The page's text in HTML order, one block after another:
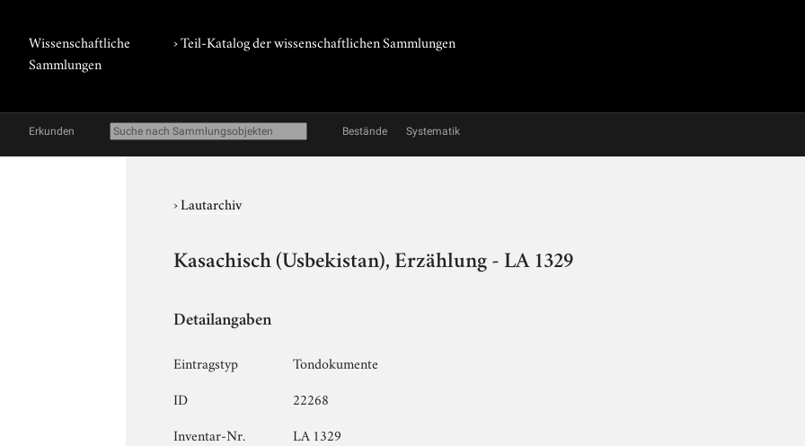
Wissenschaftliche
Sammlungen
› Teil-Katalog der wissenschaftlichen Sammlungen
Erkunden Bestände Systematik
›Lautarchiv
Kasachisch (Usbekistan), Erzählung - LA 1329
Detailangaben
Eintragstyp
Tondokumente
ID
22268
Inventar-Nr.
LA 1329